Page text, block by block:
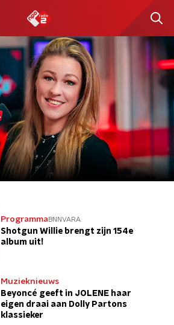
ProgrammaBNNVARA
Shotgun Willie brengt zijn 154e
album uit!
Muzieknieuws
Beyoncé geeft in JOLENE haar
eigen draai aan Dolly Partons
klassieker